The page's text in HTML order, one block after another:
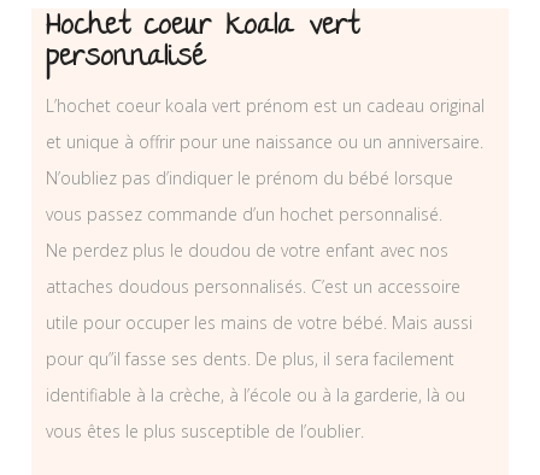
Hochet coeur koala vert
personnalisé
L’hochet coeur koala vert prénom est un cadeau original
et unique à offrir pour une naissance ou un anniversaire.
N’oubliez pas d’indiquer le prénom du bébé lorsque
vous passez commande d’un hochet personnalisé.
Ne perdez plus le doudou de votre enfant avec nos
attaches doudous personnalisés. C’est un accessoire
utile pour occuper les mains de votre bébé. Mais aussi
pour qu”il fasse ses dents. De plus, il sera facilement
identifiable à la crèche, à l’école ou à la garderie, là ou
vous êtes le plus susceptible de l’oublier.